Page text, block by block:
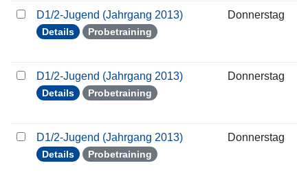
D1/2-Jugend (Jahrgang 2013)
Details Probetraining
Donnerstag
D1/2-Jugend (Jahrgang 2013)
Details Probetraining
Donnerstag
D1/2-Jugend (Jahrgang 2013)
Details Probetraining
Donnerstag